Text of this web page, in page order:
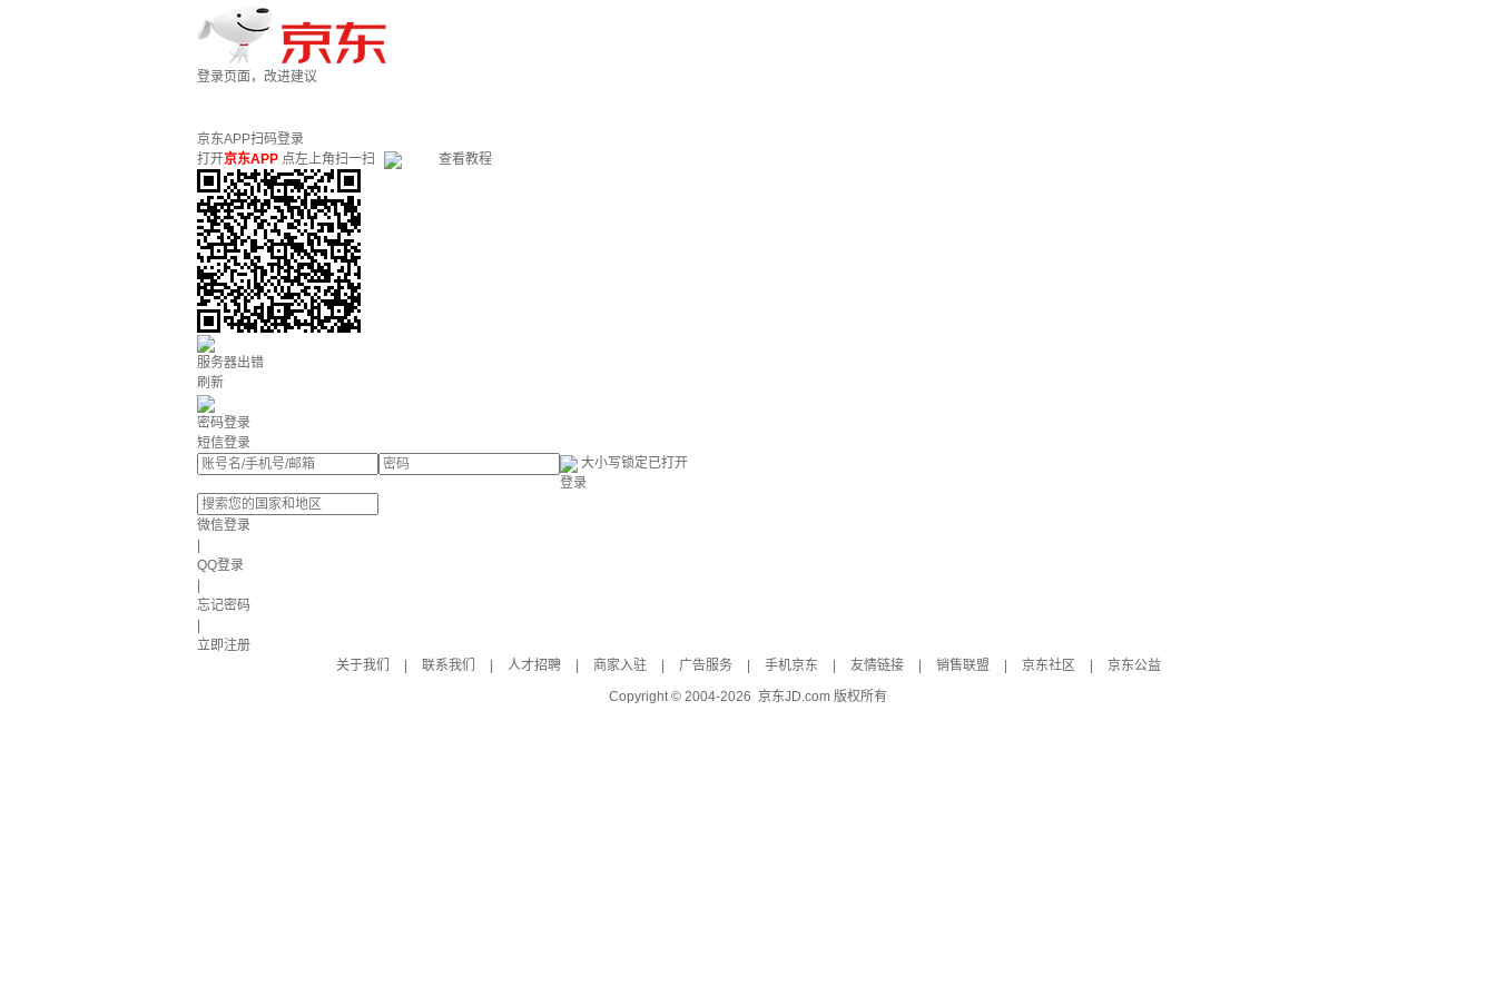
登录页面，改进建议
京东APP扫码登录
打开京东APP 点左上角扫一扫 查看教程
服务器出错
刷新
密码登录
短信登录
大小写锁定已打开
登录
微信登录
QQ登录
忘记密码
立即注册
关于我们
联系我们 人才招聘 商家入驻 广告服务 手机京东 友情链接 销售联盟 京东社区
京东公益
Copyright © 2004-2026 京东JD.com 版权所有